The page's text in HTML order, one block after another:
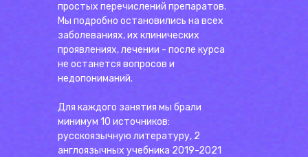
простых перечислений препаратов.
Мы подробно остановились на всех
заболеваниях, их клинических
проявлениях, лечении - после курса
не останется вопросов и
недопониманий.
Для каждого занятия мы брали
минимум 10 источников:
русскоязычную литературу, 2
англоязычных учебника 2019-2021